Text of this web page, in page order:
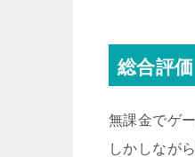
総合評価
無課金でゲ
しかしなが